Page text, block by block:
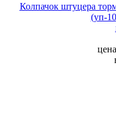
Колпачок штуцера
(уп-